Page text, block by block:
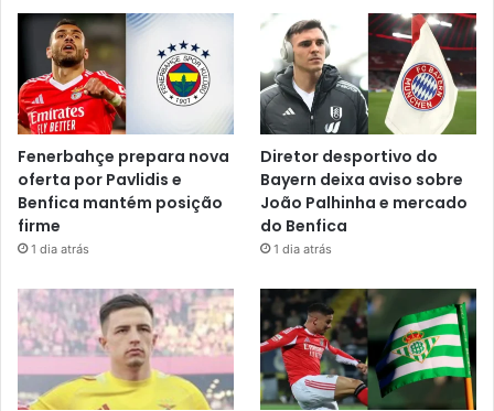
Fenerbahçe prepara nova
oferta por Pavlidis e
Benfica mantém posição
firme
1 dia atrás
Diretor desportivo do
Bayern deixa aviso sobre
João Palhinha e mercado
do Benfica
1 dia atrás